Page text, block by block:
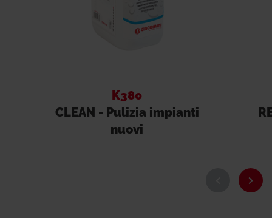
K380
CLEAN - Pulizia impianti
nuovi